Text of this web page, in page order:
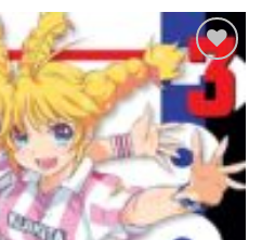
Ajouter
à la
wishlist